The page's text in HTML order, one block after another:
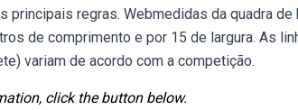
principais regras. Webmedidas da quadra de
de comprimento e por 15 de largura. As
variam de acordo com a competição.
click the button below.